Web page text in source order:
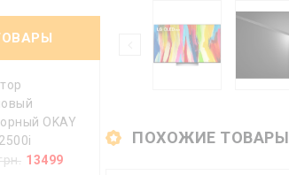
OKAY
13499
ПОХОЖИЕ ТОВАРЫ